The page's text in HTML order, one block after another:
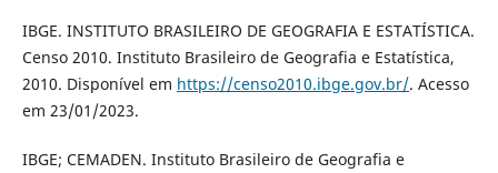
IBGE. INSTITUTO BRASILEIRO DE GEOGRAFIA E ESTATÍSTICA.
Censo 2010. Instituto Brasileiro de Geografia e Estatística,
2010. Disponível em https://censo2010.ibge.gov.br/. Acesso
em 23/01/2023.
IBGE; CEMADEN. Instituto Brasileiro de Geografia e